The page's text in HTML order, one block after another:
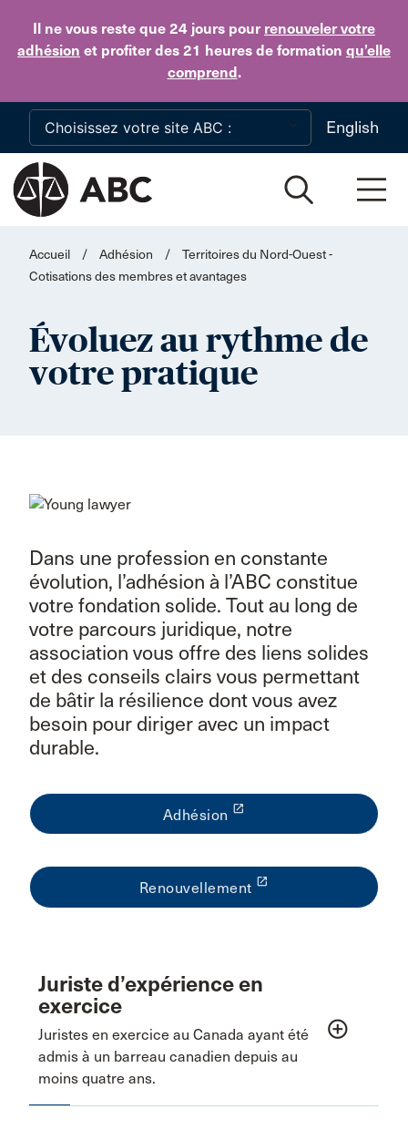
Il ne vous reste que 24 jours pour renouveler votre
adhésion et profiter des 21 heures de formation qu’elle
comprend.
Skip to main content
English
Accueil / Adhésion /
Territoires du Nord-Ouest -
Cotisations des membres et avantages
Évoluez au rythme de
votre pratique
Dans une profession en constante
évolution, l’adhésion à l’ABC constitue
votre fondation solide. Tout au long de
votre parcours juridique, notre
association vous offre des liens solides
et des conseils clairs vous permettant
de bâtir la résilience dont vous avez
besoin pour diriger avec un impact
durable.
Adhésion launch
Renouvellement launch
Juriste d’expérience en
exercice
Juristes en exercice au Canada ayant été
admis à un barreau canadien depuis au
moins quatre ans.
add_circle_outline